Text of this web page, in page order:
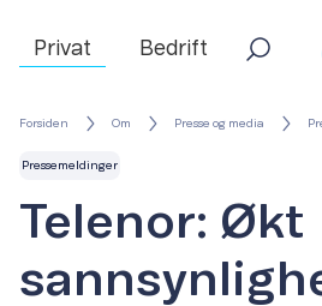
Privat Bedrift
Forsiden Om Presse og media
Pressemeldinger
Telenor: Økt